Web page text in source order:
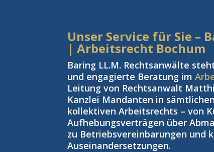
Unser Service für Sie –
| Arbeitsrecht Bochum
Baring LL.M. Rechtsanwälte
und engagierte Beratung im
Leitung von Rechtsanwalt
Kanzlei Mandanten in
kollektiven Arbeitsrechts – von
Aufhebungsverträgen über
zu Betriebsvereinbarungen und
Auseinandersetzungen.